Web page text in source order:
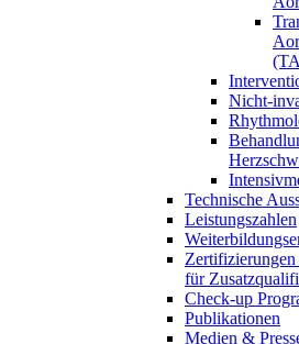
Nicht-
Technische
Leistungszahlen
für
Check-up
Publikationen
Medien &